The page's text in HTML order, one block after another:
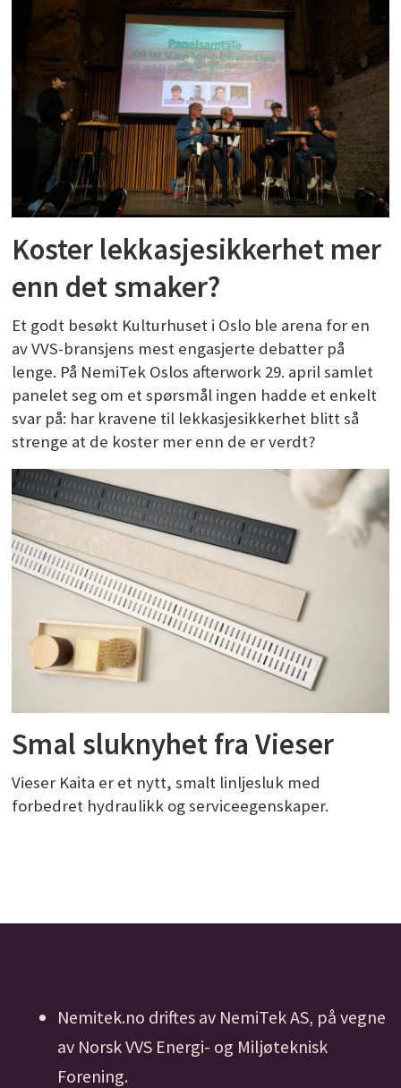
Koster lekkasjesikkerhet mer
enn det smaker?
Et godt besøkt Kulturhuset i Oslo ble arena for en
av VVS-bransjens mest engasjerte debatter på
lenge. På NemiTek Oslos afterwork 29. april samlet
panelet seg om et spørsmål ingen hadde et enkelt
svar på: har kravene til lekkasjesikkerhet blitt så
strenge at de koster mer enn de er verdt?
Smal sluknyhet fra Vieser
Vieser Kaita er et nytt, smalt linljesluk med
forbedret hydraulikk og serviceegenskaper.
Nemitek.no driftes av NemiTek AS, på vegne
av Norsk VVS Energi- og Miljøteknisk
Forening.